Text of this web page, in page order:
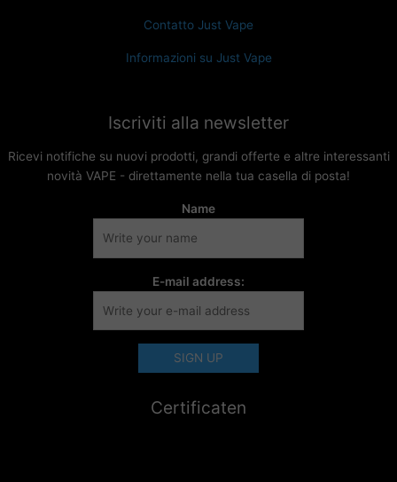
Contatto Just Vape
Informazioni su Just Vape
Iscriviti alla newsletter
Ricevi notifiche su nuovi prodotti, grandi offerte e altre interessanti
novità VAPE - direttamente nella tua casella di posta!
Name
E-mail address:
Certificaten